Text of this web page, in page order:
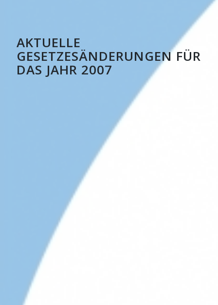
AKTUELLE
GESETZESÄNDERUNGEN FÜR
DAS JAHR 2007